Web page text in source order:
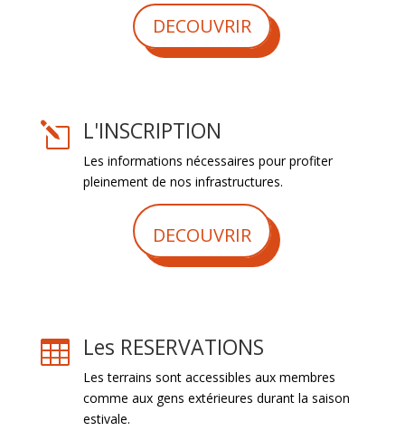
DECOUVRIR
l L'INSCRIPTION
Les informations nécessaires pour profiter
pleinement de nos infrastructures.
DECOUVRIR
 Les RESERVATIONS
Les terrains sont accessibles aux membres
comme aux gens extérieures durant la saison
estivale.